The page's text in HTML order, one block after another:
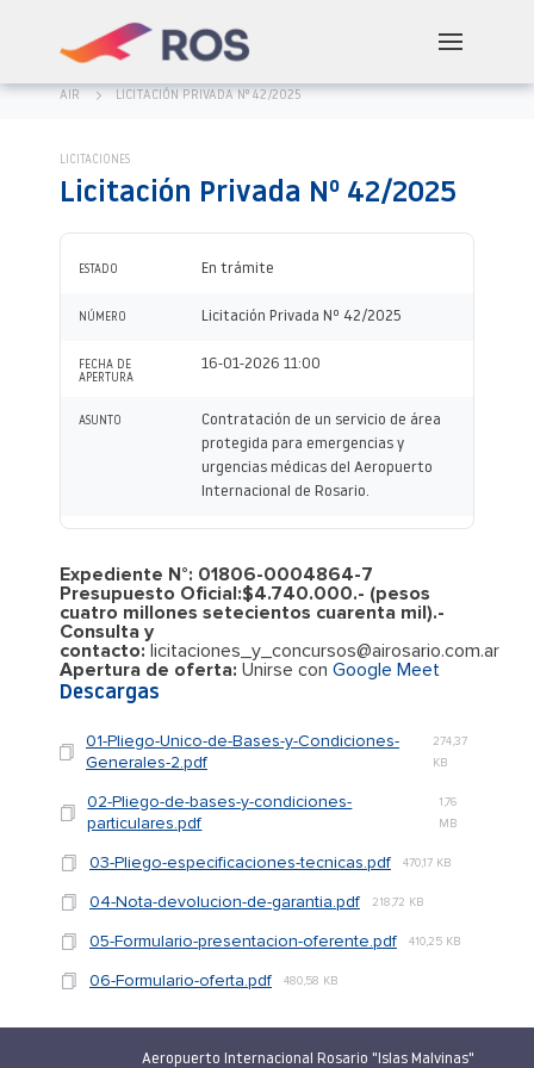
AIR LICITACIÓN PRIVADA Nº 42/2025
LICITACIONES
Licitación Privada Nº 42/2025
ESTADO En trámite
NÚMERO Licitación Privada Nº 42/2025
FECHA DE
APERTURA
16-01-2026 11:00
ASUNTO
Contratación de un servicio de área
protegida para emergencias y
urgencias médicas del Aeropuerto
Internacional de Rosario.
Expediente N°: 01806-0004864-7
Presupuesto Oficial:$4.740.000.- (pesos
cuatro millones setecientos cuarenta mil).-
Consulta y
contacto: licitaciones_y_concursos@airosario.com.ar
Apertura de oferta: Unirse con Google Meet
Descargas
01-Pliego-Unico-de-Bases-y-Condiciones-
Generales-2.pdf
274,37
KB
02-Pliego-de-bases-y-condiciones-
particulares.pdf
1,76
MB
03-Pliego-especificaciones-tecnicas.pdf 470,17 KB
04-Nota-devolucion-de-garantia.pdf 218,72 KB
05-Formulario-presentacion-oferente.pdf 410,25 KB
06-Formulario-oferta.pdf 480,58 KB
Aeropuerto Internacional Rosario "Islas Malvinas"